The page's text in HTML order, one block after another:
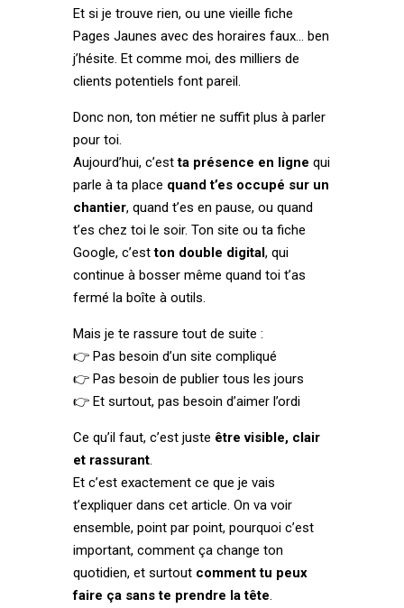
Et si je trouve rien, ou une vieille fiche
Pages Jaunes avec des horaires faux… ben
j’hésite. Et comme moi, des milliers de
clients potentiels font pareil.
Donc non, ton métier ne suffit plus à parler
pour toi.
Aujourd’hui, c’estta présence en ligne qui
parle à ta place quand t’es occupé sur un
chantier, quand t’es en pause, ou quand
t’es chez toi le soir. Ton site ou ta fiche
Google, c’estton double digital, qui
continue à bosser même quand toi t’as
fermé la boîte à outils.
Mais je te rassure tout de suite :
👉 Pas besoin d’un site compliqué
👉 Pas besoin de publier tous les jours
👉 Et surtout, pas besoin d’aimer l’ordi
Ce qu’il faut, c’est juste être visible, clair
et rassurant.
Et c’est exactement ce que je vais
t’expliquer dans cet article. On va voir
ensemble, point par point, pourquoi c’est
important, comment ça change ton
quotidien, et surtout comment tu peux
faire ça sans te prendre la tête.